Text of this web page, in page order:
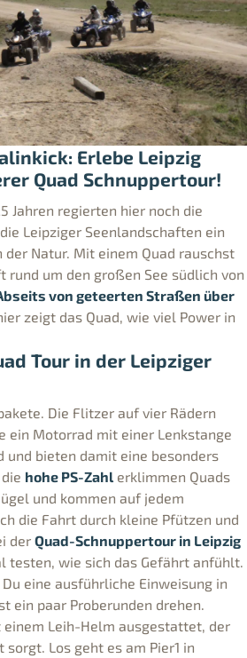
Erlebe Leipzig
Quad Schnuppertour!
Jahren regierten hier noch die
Leipziger Seenlandschaften ein
der Natur. Mit einem Quad rauschst
rund um den großen See südlich von
von geteerten Straßen über
zeigt das Quad, wie viel Power in
Tour in der Leipziger
Die Flitzer auf vier Rädern
ein Motorrad mit einer Lenkstange
und bieten damit eine besonders
hohe PS-Zahl erklimmen Quads
und kommen auf jedem
die Fahrt durch kleine Pfützen und
der Quad-Schnuppertour in Leipzig
testen, wie sich das Gefährt anfühlt.
eine ausführliche Einweisung in
ein paar Proberunden drehen.
Leih-Helm ausgestattet, der
Los geht es am Pier1 in